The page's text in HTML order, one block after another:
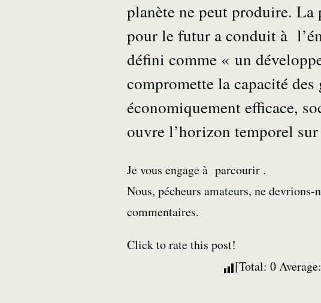
planète ne peut produire. La
pour le futur a conduit à
défini comme « un
compromette la capacité
économiquement efficace,
ouvre l’horizon temporel
Je vous engage à parcourir .
Nous, pécheurs amateurs, ne devrions-
commentaires.
Click to rate this post!
[Total: 0Average: